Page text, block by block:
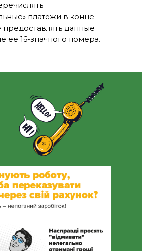
платежи в конце
предоставлять данные
ее 16-значного номера.